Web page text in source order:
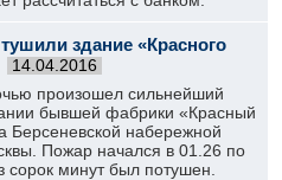
здание «Красного
14.04.2016
произошел сильнейший
бывшей фабрики «Красный
Берсеневской набережной
Пожар начался в 01.26 по
сорок минут был потушен.